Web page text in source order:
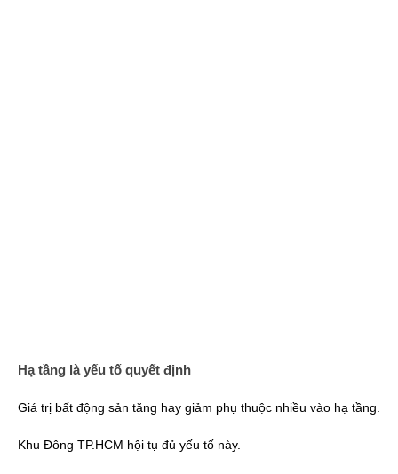
Hạ tầng là yếu tố quyết định
Giá trị bất động sản tăng hay giảm phụ thuộc nhiều vào hạ tầng.
Khu Đông TP.HCM hội tụ đủ yếu tố này.